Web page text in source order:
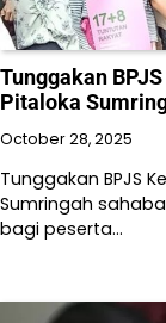
Tunggakan
Pitaloka
October 28, 2025
Tunggakan BPJS
Sumringah
bagi peserta…